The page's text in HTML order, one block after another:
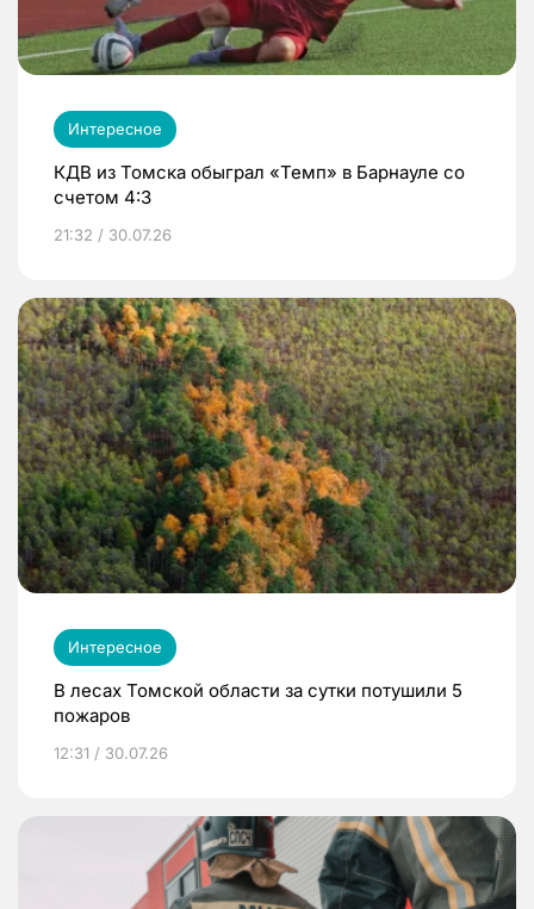
Интересное
КДВ из Томска обыграл «Темп» в Барнауле со
счетом 4:3
21:32 / 30.07.26
Интересное
В лесах Томской области за сутки потушили 5
пожаров
12:31 / 30.07.26